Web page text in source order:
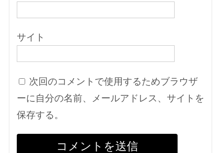
サイト
次回のコメントで使用するためブラウザ
ーに自分の名前、メールアドレス、サイトを
保存する。